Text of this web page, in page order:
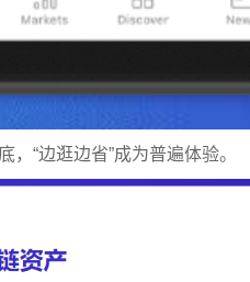
，“边逛边省”成为普遍体验。